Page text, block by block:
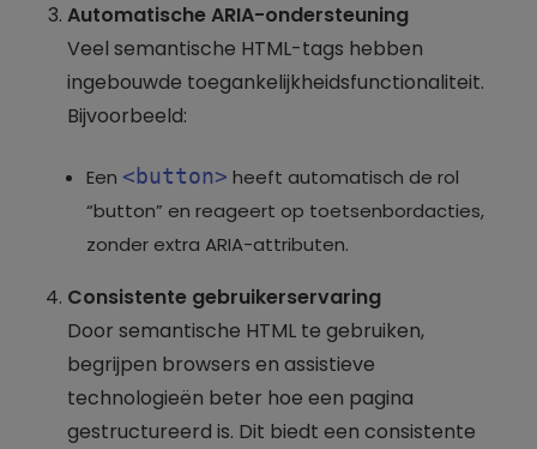
Automatische ARIA-ondersteuning
Veel semantische HTML-tags hebben
ingebouwde toegankelijkheidsfunctionaliteit.
Bijvoorbeeld:
Een <button> heeft automatisch de rol
“button” en reageert op toetsenbordacties,
zonder extra ARIA-attributen.
Consistente gebruikerservaring
Door semantische HTML te gebruiken,
begrijpen browsers en assistieve
technologieën beter hoe een pagina
gestructureerd is. Dit biedt een consistente